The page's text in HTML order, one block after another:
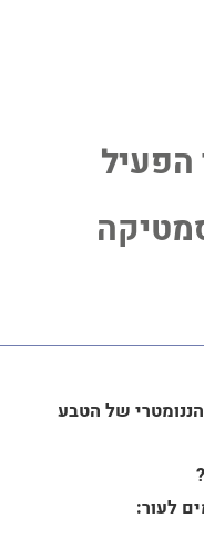
של הטבע